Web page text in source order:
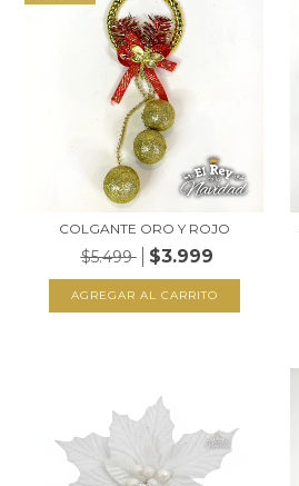
COLGANTE ORO Y ROJO
$5.499 $3.999